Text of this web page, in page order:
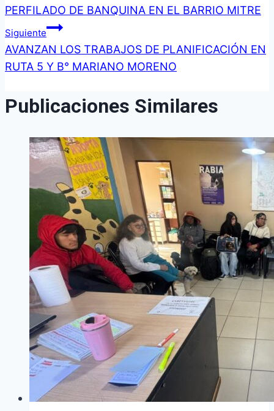
de
entradas
PERFILADO DE BANQUINA EN EL BARRIO MITRE
Siguiente
AVANZAN LOS TRABAJOS DE PLANIFICACIÓN EN
RUTA 5 Y B° MARIANO MORENO
Publicaciones Similares